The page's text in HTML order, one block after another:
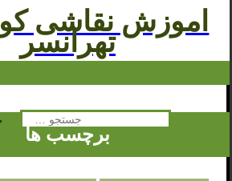
اموزش نقاشی
تهرانسر
برچسب ها